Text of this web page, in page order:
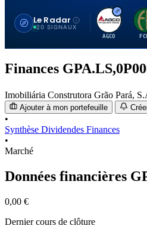
Le Radar
20 SIGNAUX
A
AGCO
F
Finances
Imobiliária Construtora Grão Pará,
Ajouter à mon portefeuille
•
Synthèse Dividendes Finances
•
Marché
Données financières
0,00 €
Dernier cours de clôture